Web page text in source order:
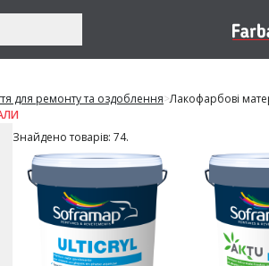
для ремонту та оздоблення>Лакофарбові
Знайдено товарів: 74.